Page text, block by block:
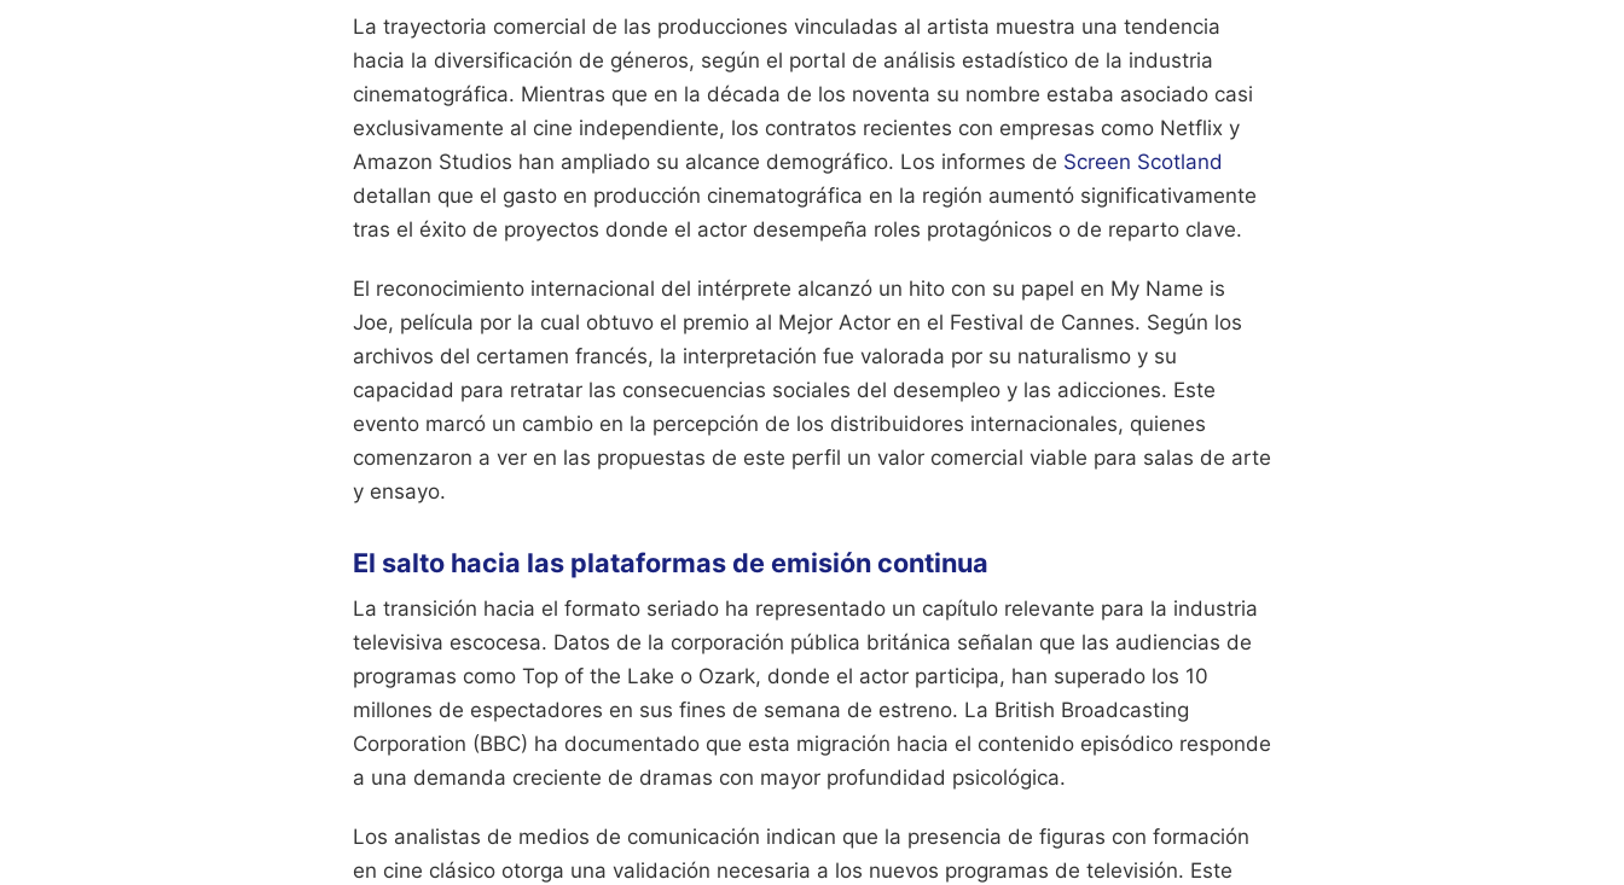
La trayectoria comercial de las producciones vinculadas al artista muestra una tendencia
hacia la diversificación de géneros, según el portal de análisis estadístico de la industria
cinematográfica. Mientras que en la década de los noventa su nombre estaba asociado casi
exclusivamente al cine independiente, los contratos recientes con empresas como Netflix y
Amazon Studios han ampliado su alcance demográfico. Los informes de Screen Scotland
detallan que el gasto en producción cinematográfica en la región aumentó significativamente
tras el éxito de proyectos donde el actor desempeña roles protagónicos o de reparto clave.
El reconocimiento internacional del intérprete alcanzó un hito con su papel en My Name is
Joe, película por la cual obtuvo el premio al Mejor Actor en el Festival de Cannes. Según los
archivos del certamen francés, la interpretación fue valorada por su naturalismo y su
capacidad para retratar las consecuencias sociales del desempleo y las adicciones. Este
evento marcó un cambio en la percepción de los distribuidores internacionales, quienes
comenzaron a ver en las propuestas de este perfil un valor comercial viable para salas de arte
y ensayo.
El salto hacia las plataformas de emisión continua
La transición hacia el formato seriado ha representado un capítulo relevante para la industria
televisiva escocesa. Datos de la corporación pública británica señalan que las audiencias de
programas como Top of the Lake o Ozark, donde el actor participa, han superado los 10
millones de espectadores en sus fines de semana de estreno. La British Broadcasting
Corporation (BBC) ha documentado que esta migración hacia el contenido episódico responde
a una demanda creciente de dramas con mayor profundidad psicológica.
Los analistas de medios de comunicación indican que la presencia de figuras con formación
en cine clásico otorga una validación necesaria a los nuevos programas de televisión. Este